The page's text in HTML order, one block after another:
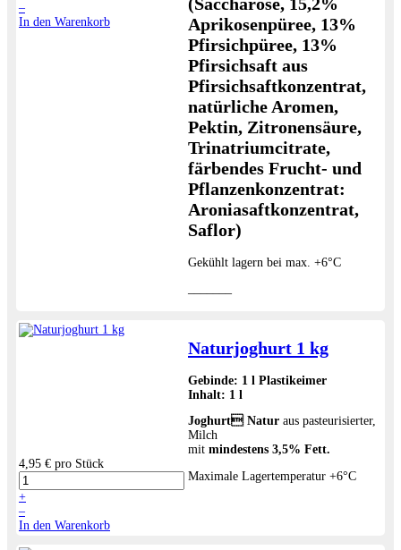
–
In den Warenkorb
Aprikosenpüree, 13%
Pfirsichpüree, 13%
Pfirsichsaft aus
Pfirsichsaftkonzentrat,
natürliche Aromen,
Pektin, Zitronensäure,
Trinatriumcitrate,
färbendes Frucht- und
Pflanzenkonzentrat:
Aroniasaftkonzentrat,
Saflor)
Gekühlt lagern bei max. +6°C
4,95 € pro Stück
+
–
In den Warenkorb
Naturjoghurt 1 kg
Gebinde: 1 l Plastikeimer
Inhalt: 1 l
Joghurt Natur aus pasteurisierter,
Milch
mit mindestens 3,5% Fett.
Maximale Lagertemperatur +6°C